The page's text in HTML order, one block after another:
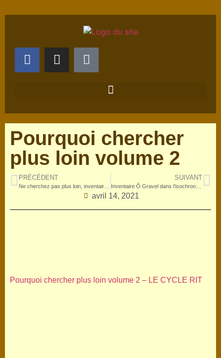
Pourquoi chercher
plus loin volume 2
PRÉCÉDENT SUIVANT
Inventaire Ô Gravel dans l’isochrone – Annexes 1
avril 14, 2021
Pourquoi chercher plus loin volume 2 – LE CYCLE RIT